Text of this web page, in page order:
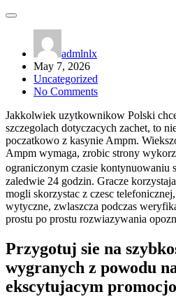
admlnlx
May 7, 2026
Uncategorized
No Comments
Jakkolwiek uzytkownikow Polski
szczegolach dotyczacych zachet, to
poczatkowo z kasynie Ampm.
Ampm wymaga, zrobic strony
ograniczonym czasie kontynuowaniu
zaledwie 24 godzin. Gracze
mogli skorzystac z czesc
wytyczne, zwlaszcza podczas
prostu po prostu rozwiazywania
Przygotuj sie na
wygranych z powodu
ekscytujacym